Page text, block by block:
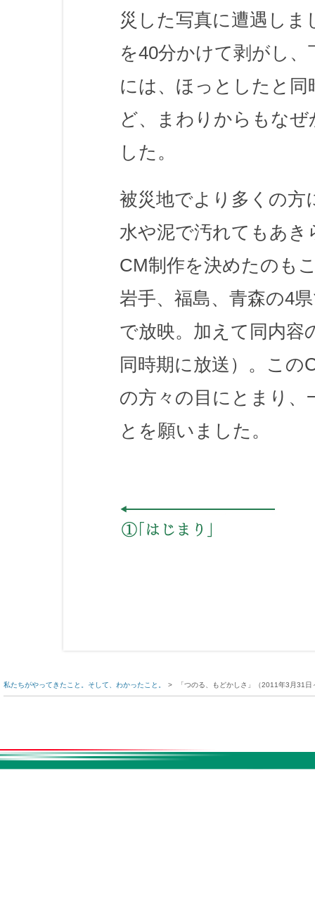
災した写真に遭遇し
を40分かけて剥がし
には、ほっとしたと
ど、まわりからもな
した。
被災地でより多くの方
水や泥で汚れてもあ
CM制作を決めたのも
岩手、福島、青森の4
で放映。加えて同内容
同時期に放送）。この
の方々の目にとまり
とを願いました。
私たちがやってきたこと。そして、わかったこと。 > 「つのる、もどかしさ」（2011年3月31日